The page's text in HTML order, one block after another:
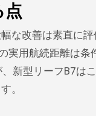
点
な改善は素直に評
実用航続距離は条
新型リーフB7は
。